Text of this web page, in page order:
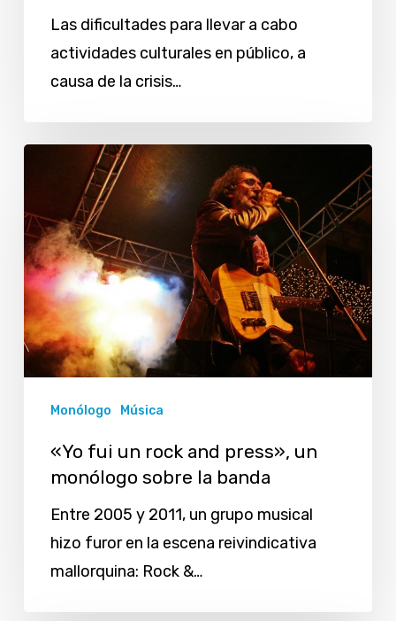
Las dificultades para llevar a cabo
actividades culturales en público, a
causa de la crisis…
un
rock
and
press»,
un
monólogo
banda
Monólogo Música
«Yo fui un rock and press», un
monólogo sobre la banda
Entre 2005 y 2011, un grupo musical
hizo furor en la escena reivindicativa
mallorquina: Rock &…